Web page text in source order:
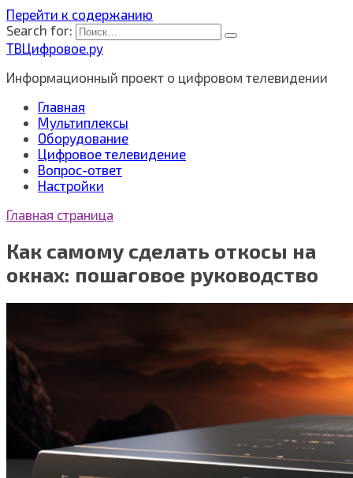
Перейти к содержанию
Search for:
ТВЦифровое.ру
Информационный проект о цифровом телевидении
Главная
Мультиплексы
Оборудование
Цифровое телевидение
Вопрос-ответ
Настройки
Главная страница
Как самому сделать откосы на
окнах: пошаговое руководство